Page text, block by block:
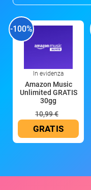
-100%
In evidenza
Amazon Music
Unlimited GRATIS
30gg
10,99 €
GRATIS